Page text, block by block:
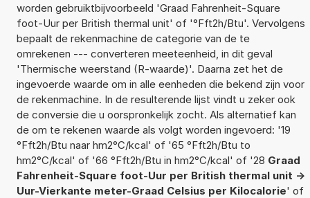
worden gebruiktbijvoorbeeld 'Graad Fahrenheit-Square
foot-Uur per British thermal unit' of '°Fft2h/Btu'. Vervolgens
bepaalt de rekenmachine de categorie van de te
omrekenen --- converteren meeteenheid, in dit geval
'Thermische weerstand (R-waarde)'. Daarna zet het de
ingevoerde waarde om in alle eenheden die bekend zijn voor
de rekenmachine. In de resulterende lijst vindt u zeker ook
de conversie die u oorspronkelijk zocht. Als alternatief kan
de om te rekenen waarde als volgt worden ingevoerd: '19
°Fft2h/Btu naar hm2°C/kcal' of '65 °Fft2h/Btu to
hm2°C/kcal' of '66 °Fft2h/Btu in hm2°C/kcal' of '28 Graad
Fahrenheit-Square foot-Uur per British thermal unit ->
Uur-Vierkante meter-Graad Celsius per Kilocalorie' of